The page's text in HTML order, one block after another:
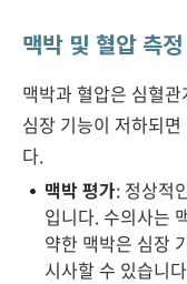
맥박 및 혈압 측정
맥박과 혈압은 심혈
심장 기능이 저하되
다.
맥박 평가: 정상적
입니다. 수의사는
약한 맥박은 심장
시사할 수 있습니